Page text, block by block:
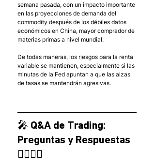
semana pasada, con un impacto importante
en las proyecciones de demanda del
commodity después de los débiles datos
económicos en China, mayor comprador de
materias primas a nivel mundial.
De todas maneras, los riesgos para la renta
variable se mantienen, especialmente si las
minutas de la Fed apuntan a que las alzas
de tasas se mantendrán agresivas.
🎤 Q&A de Trading:
Preguntas y Respuestas
🙋‍♂️🙋‍♀️